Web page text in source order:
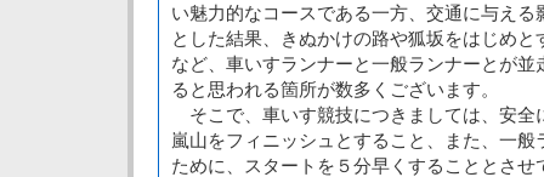
い魅力的なコースである一方、交通に与え
とした結果、きぬかけの路や狐坂をはじめ
など、車いすランナーと一般ランナーとが
ると思われる箇所が数多くございます。
そこで、車いす競技につきましては、安全
嵐山をフィニッシュとすること、また、一
ために、スタートを５分早くすることとさ